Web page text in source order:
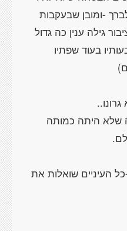
-ומובן שבעקבות
גילה ענין כה גדול
בעוד שפתיו
היתה כמותה
כל העיניים שואלות את